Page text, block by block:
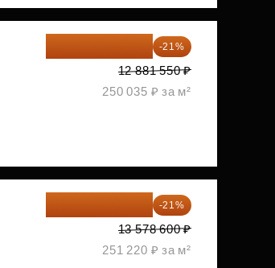
-21%
12 881 550 ₽
250 035 ₽ за м²
-21%
13 578 600 ₽
251 220 ₽ за м²